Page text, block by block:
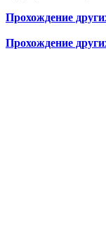
Прохождение
Прохождение